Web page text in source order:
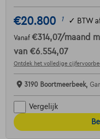
€20.800 1 ✓ BTW
Vanaf €314,07/maand
van €6.554,07
Ontdek het volledige
3190 Boortmeerbeek,
Vergelijk